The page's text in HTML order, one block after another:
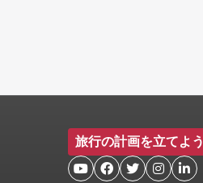
旅行の計画を立てよう
    